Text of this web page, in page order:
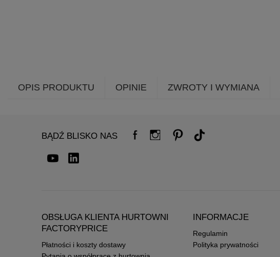
OPIS PRODUKTU OPINIE ZWROTY I WYMIANA
BĄDŹ BLISKO NAS
OBSŁUGA KLIENTA HURTOWNI
FACTORYPRICE
Płatności i koszty dostawy
INFORMACJE
Regulamin
Polityka prywatności